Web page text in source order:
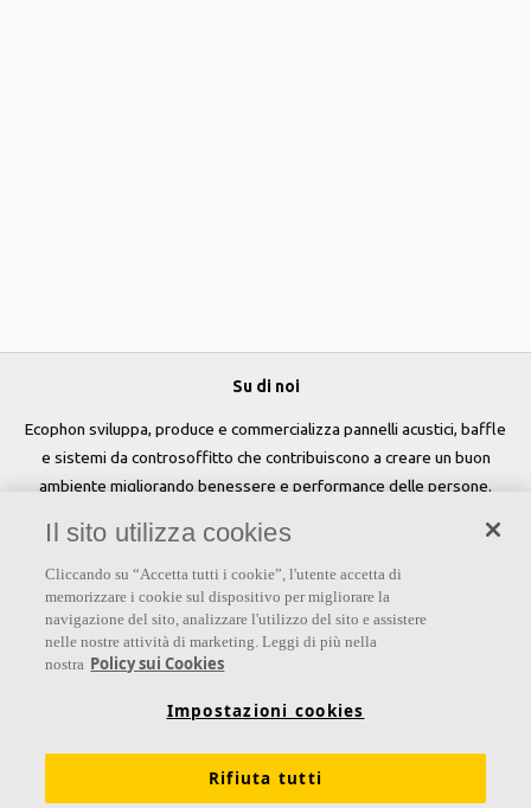
Su di noi
Ecophon sviluppa, produce e commercializza pannelli acustici, baffle
e sistemi da controsoffitto che contribuiscono a creare un buon
ambiente migliorando benessere e performance delle persone.
Seguici
Links
Dichiarazioni di Performance Informazioni legali
Il sito utilizza cookies
Cliccando su “Accetta tutti i cookie”, l'utente accetta di
memorizzare i cookie sul dispositivo per migliorare la
navigazione del sito, analizzare l'utilizzo del sito e assistere
nelle nostre attività di marketing. Leggi di più nella
nostra Policy sui Cookies
Impostazioni cookies
Rifiuta tutti